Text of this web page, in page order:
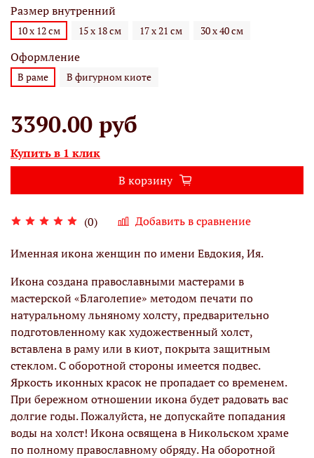
(0) Добавить в сравнение
Размер внутренний
10 х 12 см 15 х 18 см 17 х 21 см 30 х 40 см
Оформление
В раме В фигурном киоте
3390.00 руб
Купить в 1 клик
В корзину
Именная икона женщин по имени Евдокия, Ия.
Икона создана православными мастерами в
мастерской «Благолепие» методом печати по
натуральному льняному холсту, предварительно
подготовленному как художественный холст,
вставлена в раму или в киот, покрыта защитным
стеклом. С оборотной стороны имеется подвес.
Яркость иконных красок не пропадает со временем.
При бережном отношении икона будет радовать вас
долгие годы. Пожалуйста, не допускайте попадания
воды на холст! Икона освящена в Никольском храме
по полному православному обряду. На оборотной